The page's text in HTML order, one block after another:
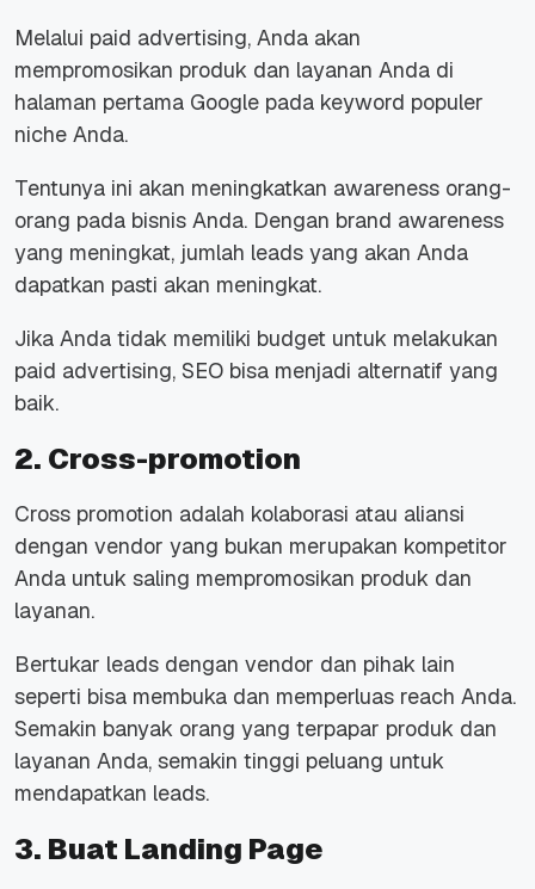
Melalui paid advertising, Anda akan
mempromosikan produk dan layanan Anda di
halaman pertama Google pada keyword populer
niche Anda.
Tentunya ini akan meningkatkan awareness orang-
orang pada bisnis Anda. Dengan brand awareness
yang meningkat, jumlah leads yang akan Anda
dapatkan pasti akan meningkat.
Jika Anda tidak memiliki budget untuk melakukan
paid advertising, SEO bisa menjadi alternatif yang
baik.
2. Cross-promotion
Cross promotion adalah kolaborasi atau aliansi
dengan vendor yang bukan merupakan kompetitor
Anda untuk saling mempromosikan produk dan
layanan.
Bertukar leads dengan vendor dan pihak lain
seperti bisa membuka dan memperluas reach Anda.
Semakin banyak orang yang terpapar produk dan
layanan Anda, semakin tinggi peluang untuk
mendapatkan leads.
3. Buat Landing Page